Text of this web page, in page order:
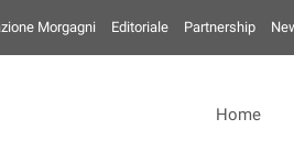
Morgagni Editoriale Partnership
Home